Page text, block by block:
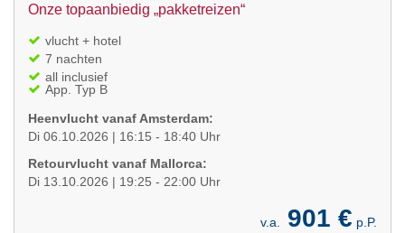
Onze topaanbiedig „pakketreizen“
vlucht + hotel
7 nachten
all inclusief
App. Typ B
Heenvlucht vanaf Amsterdam:
Di 06.10.2026 | 16:15 - 18:40 Uhr
Retourvlucht vanaf Mallorca:
Di 13.10.2026 | 19:25 - 22:00 Uhr
v.a. 901 € p.P.